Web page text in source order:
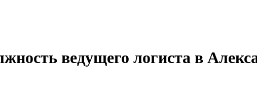
ведущего логиста в